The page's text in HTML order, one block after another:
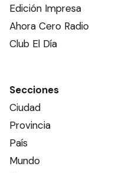
Edición Impresa
Ahora Cero Radio
Club El Día
Secciones
Ciudad
Provincia
País
Mundo